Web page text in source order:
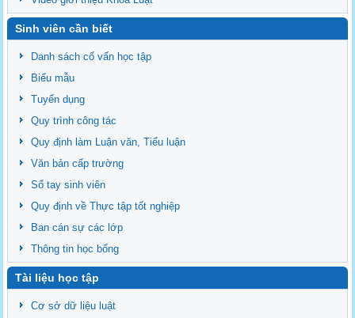
Sinh viên cần biết
Danh sách cố vấn học tập
Biểu mẫu
Tuyển dụng
Quy trình công tác
Quy định làm Luận văn, Tiểu luận
Văn bản cấp trường
Sổ tay sinh viên
Quy định về Thực tập tốt nghiệp
Ban cán sự các lớp
Thông tin học bổng
Tài liệu học tập
Cơ sở dữ liệu luật